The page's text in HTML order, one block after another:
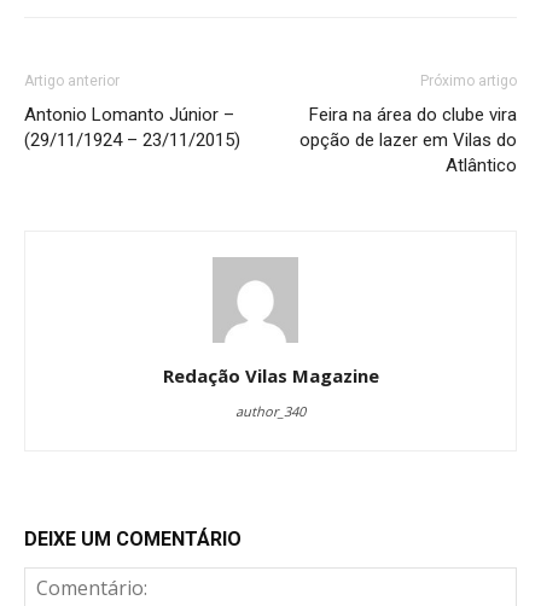
Artigo anterior
Antonio Lomanto Júnior –
(29/11/1924 – 23/11/2015)
Próximo artigo
Feira na área do clube vira
opção de lazer em Vilas do
Atlântico
Redação Vilas Magazine
author_340
DEIXE UM COMENTÁRIO